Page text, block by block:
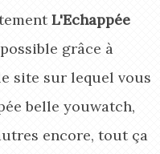
L'Echappée
grâce à
site sur lequel vous
belle youwatch,
encore, tout ça